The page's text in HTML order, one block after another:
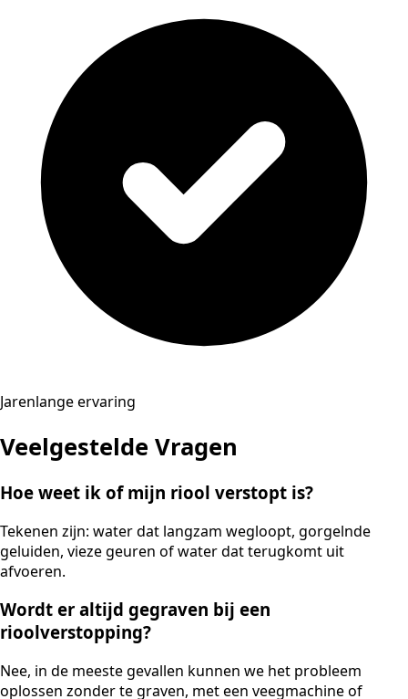
Jarenlange ervaring
Veelgestelde Vragen
Hoe weet ik of mijn riool verstopt is?
Tekenen zijn: water dat langzam wegloopt, gorgelnde
geluiden, vieze geuren of water dat terugkomt uit
afvoeren.
Wordt er altijd gegraven bij een
rioolverstopping?
Nee, in de meeste gevallen kunnen we het probleem
oplossen zonder te graven, met een veegmachine of